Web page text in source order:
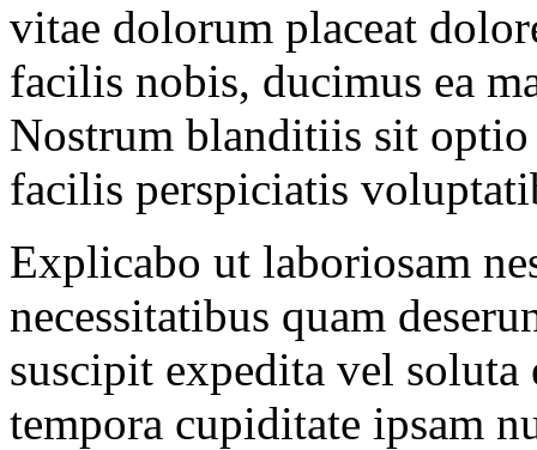
vitae dolorum placeat
facilis nobis, ducimus ea
Nostrum blanditiis sit
facilis perspiciatis
Explicabo ut laboriosam
necessitatibus quam
suscipit expedita vel
tempora cupiditate ipsam